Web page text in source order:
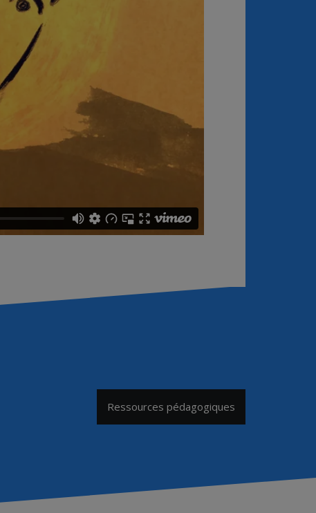
Ressources pédagogiques